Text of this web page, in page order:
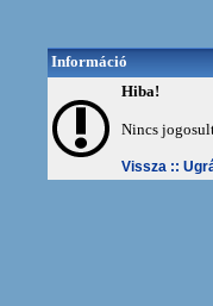
Információ
Hiba!
Nincs
Vissza ::